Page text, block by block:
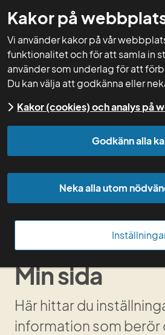
Kakor på
Vi använder kakor på vår
funktionalitet och för att samla in
använder som underlag för att
Du kan välja att godkänna eller
Kakor (cookies) och analys på
Godkänn alla
Neka alla utom
Start Min sida
Sök person
Kom igång med Greppa forum
Min sida
Här hittar du
information som berör